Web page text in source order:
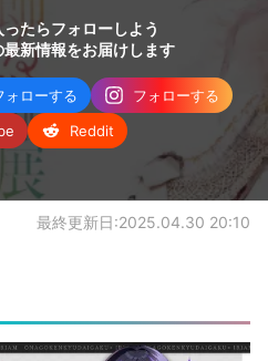
たらフォローしよう
新情報をお届けします
ォローする
フォローする
Reddit
最終更新日:2025.04.30 20:10